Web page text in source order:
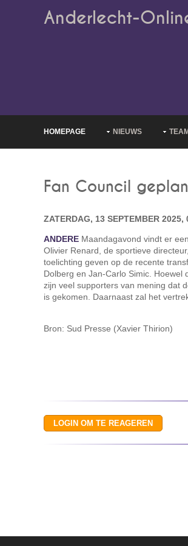
Anderlecht-
HOMEPAGE NIEUWS TEAM
Fan Council
ZATERDAG, 13 SEPTEMBER
ANDERE Maandagavond vindt er
Olivier Renard, de sportieve
toelichting geven op de recente
Dolberg en Jan-Carlo Simic. Hoewel
zijn veel supporters van mening dat
is gekomen. Daarnaast zal het
Bron: Sud Presse (Xavier Thirion)